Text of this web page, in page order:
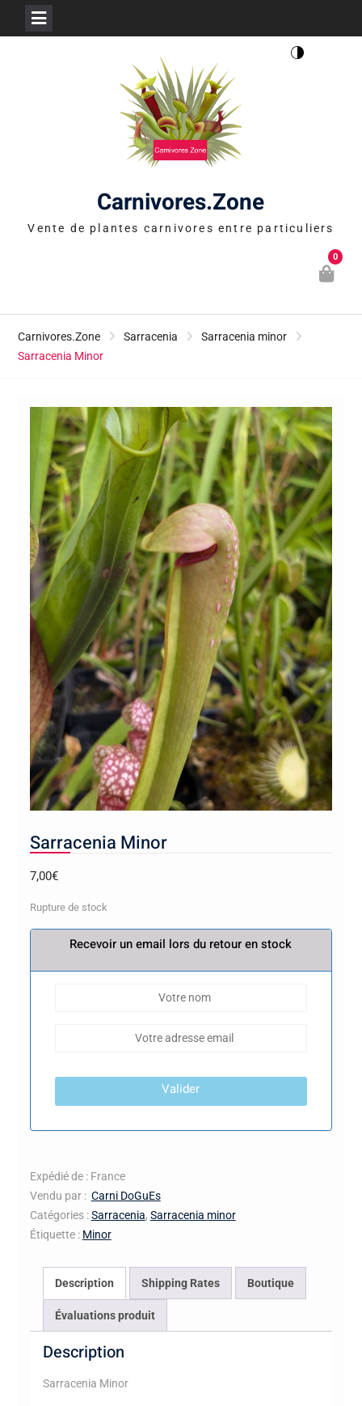
Carnivores.Zone
Vente de plantes carnivores entre particuliers
0
Carnivores.Zone Sarracenia
Sarracenia minor
Sarracenia Minor
Sarracenia Minor
7,00€
Rupture de stock
Recevoir un email lors du retour en stock
Valider
Expédié de : France
Vendu par : Carni DoGuEs
Catégories :Sarracenia, Sarracenia minor
Étiquette : Minor
Description Shipping Rates Boutique
Évaluations produit
Description
Sarracenia Minor